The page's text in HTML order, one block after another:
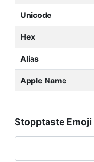
Unicode
Hex
Alias
Apple Name
Stopptaste Emoji